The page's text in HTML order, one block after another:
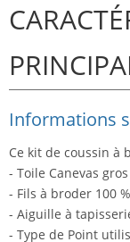
Informations
Ce kit de coussin à
- Toile Canevas
- Fils à broder 100
- Aiguille à
- Type de Point